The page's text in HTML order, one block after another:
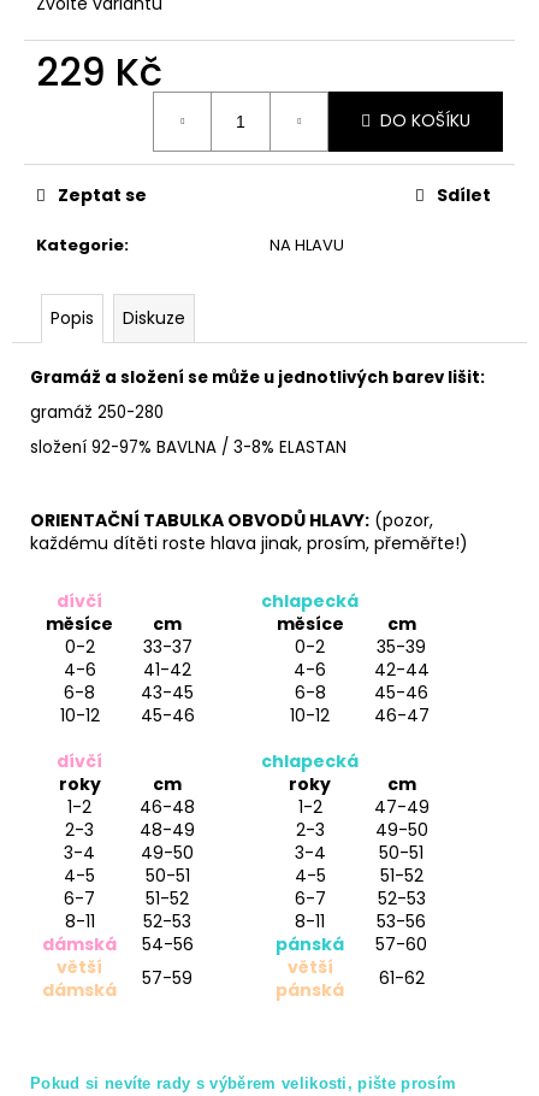
229 Kč
DO KOŠÍKU
Kategorie: NA HLAVU
Zeptat se Sdílet
Popis Diskuze
Gramáž a složení se může u jednotlivých barev lišit:
gramáž 250-280
složení 92-97% BAVLNA / 3-8% ELASTAN
ORIENTAČNÍ TABULKA OBVODŮ HLAVY: (pozor,
každému dítěti roste hlava jinak, prosím, přeměřte!)
dívčí
chlapecká
měsíce
cm měsíce
cm
0-2
33-37 0-2
35-39
4-6
41-42 4-6
42-44
6-8
43-45 6-8
45-46
10-12
45-46 10-12
46-47
dívčí
chlapecká
roky
cm roky
cm
1-2
46-48 1-2
47-49
2-3
48-49 2-3
49-50
3-4
49-50 3-4
50-51
4-5
50-51 4-5
51-52
6-7
51-52 6-7
52-53
8-11
52-53 8-11
53-56
dámská
54-56 pánská
57-60
větší
dámská
57-59
větší
pánská
61-62
Pokud si nevíte rady s výběrem velikosti, pište prosím
ČEPICE
HOMELLES
199
Kč